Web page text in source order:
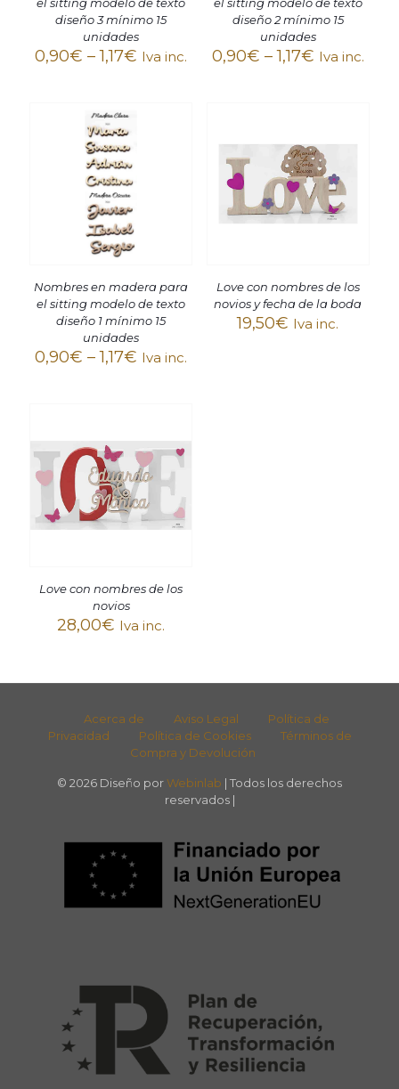
diseño 3 mínimo 15
unidades
0,90€ –1,17€ Iva inc.
diseño 2 mínimo 15
unidades
0,90€ –1,17€ Iva inc.
Nombres en madera para
el sitting modelo de texto
diseño 1 mínimo 15
unidades
0,90€ –1,17€ Iva inc.
Love con nombres de los
novios y fecha de la boda
19,50€ Iva inc.
Love con nombres de los
novios
28,00€ Iva inc.
Acerca de Aviso Legal
Política de
Privacidad
Política de Cookies
Términos de
Compra y Devolución
© 2026 Diseño por Webinlab | Todos los derechos
reservados |